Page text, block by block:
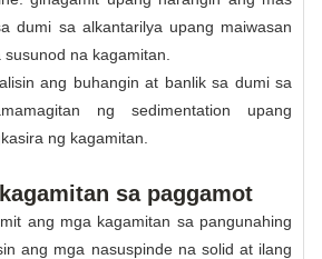
dumi sa alkantarilya upang maiwasan
na kagamitan.
ang buhangin at banlik sa dumi sa
ng sedimentation upang
ng kagamitan.
sa paggamot
ang mga kagamitan sa pangunahing
ang mga nasuspinde na solid at ilang